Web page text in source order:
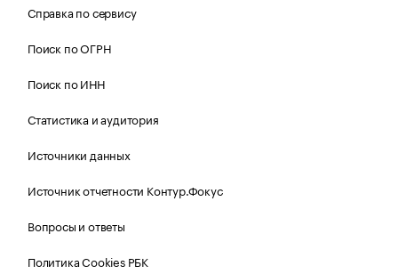
Справка по сервису
Поиск по ОГРН
Поиск по ИНН
Статистика и аудитория
Источники данных
Источник отчетности Контур.Фокус
Вопросы и ответы
Политика Cookies РБК